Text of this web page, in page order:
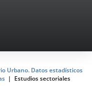
Urbano. Datos estadísticos
Estudios sectoriales